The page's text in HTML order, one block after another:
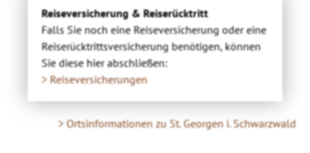
Reiseversicherung & Reiserücktritt
Falls Sie noch eine Reiseversicherung oder eine
Reiserücktrittsversicherung benötigen, können
Sie diese hier abschließen:
> Reiseversicherungen
> Ortsinformationen zu St. Georgen i. Schwarzwald